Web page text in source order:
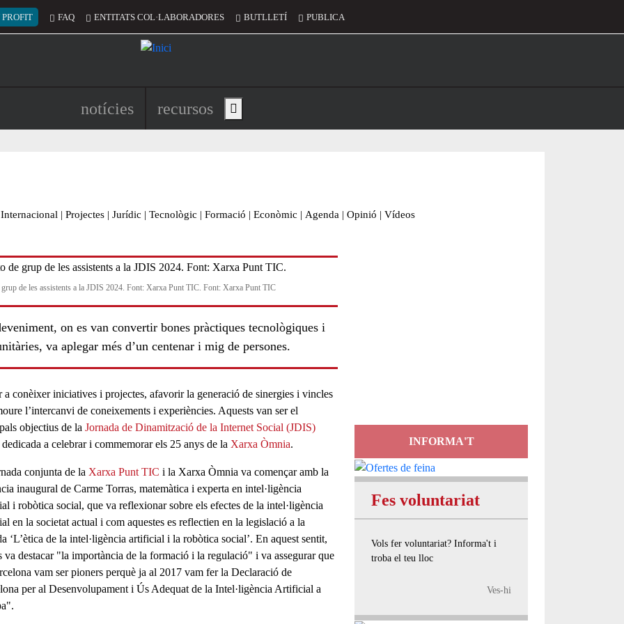
del compte d'usuari
PROFIT FAQ ENTITATS COL·LABORADORES BUTLLETÍ PUBLICA
Navegació principal de l'encapçalament
notícies recursos Show main menu
Internacional | Projectes | Jurídic | Tecnològic | Formació | Econòmic | Agenda | Opinió | Vídeos
de les assistents a la JDIS 2024. Font: Xarxa Punt TIC. Font: Xarxa Punt TIC
on es van convertir bones pràctiques tecnològiques i
va aplegar més d’un centenar i mig de persones.
a conèixeriniciativesi projectes, afavorir la generació de sinergies i vincles
l’intercanvi de coneixementsi experiències. Aquests van ser el
objectius de la Jornada de Dinamització de la Internet Social (JDIS)
dedicada a celebrar i commemorar els 25 anysde la Xarxa Òmnia.
conjunta de la Xarxa Punt TIC i la Xarxa Òmnia va començar amb la
inaugural de Carme Torras, matemàtica i experta en intel·ligència
i robòtica social, que va reflexionar sobre els efectes de la intel·ligència
en la societat actual i com aquestes es reflectien en la legislació a la
‘L’ètica de la intel·ligència artificial i la robòtica social’. En aquest sentit,
va destacar "la importància de la formaciói la regulació" i va assegurar que
vam serpionersperquè ja al 2017 vam fer la Declaració de
per al Desenvolupament i Ús Adequat de la Intel·ligència Artificial a
INFORMA'T
Fes voluntariat
Vols fer voluntariat? Informa't i
troba el teu lloc
Ves-hi